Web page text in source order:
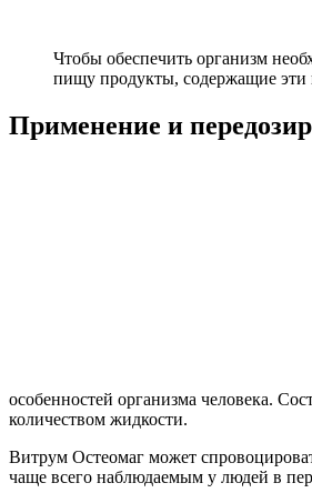
Чтобы обеспечить организм
пищу продукты, содержащие эти
Применение и
особенностей организма человека.
количеством жидкости.
Витрум Остеомаг может
чаще всего наблюдаемым у людей в